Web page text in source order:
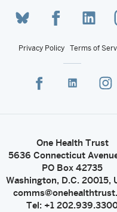
Privacy Policy Terms of
One Health Trust
5636 Connecticut
PO Box 42735
Washington, D.C. 20015,
Tel: +1